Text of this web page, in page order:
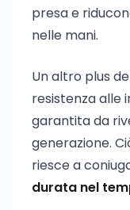
presa e
nelle mani.
Un altro plus
resistenza alle
garantita da
generazione.
riesce a
durata nel